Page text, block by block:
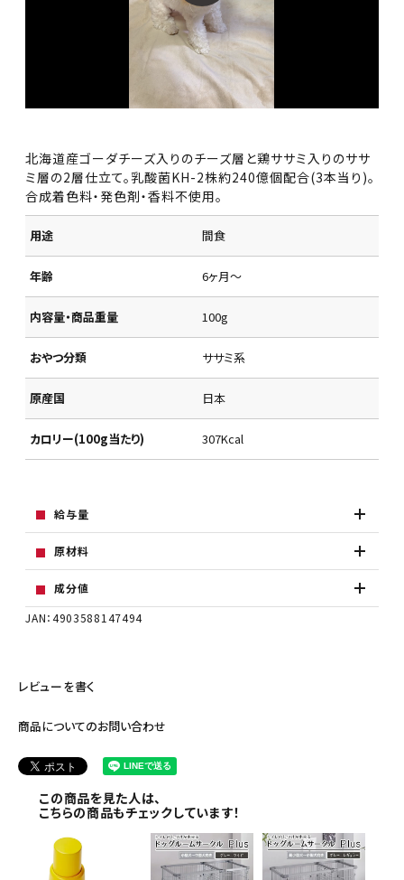
北海道産ゴーダチーズ入りのチーズ層と鶏ササミ入りのササ
ミ層の2層仕立て。乳酸菌KH-2株約240億個配合(3本当り)。
合成着色料・発色剤・香料不使用。
用途 間食
年齢 6ヶ月～
内容量・商品重量 100g
おやつ分類 ササミ系
原産国 日本
カロリー(100g当たり) 307Kcal
給与量
原材料
成分値
JAN：4903588147494
レビューを書く
商品についてのお問い合わせ
この商品を見た人は、
こちらの商品もチェックしています！